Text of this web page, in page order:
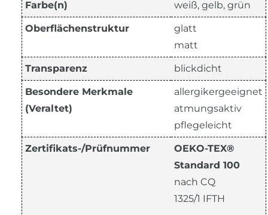
Farbe(n) weiß, gelb, grün
Oberflächenstruktur
glatt
matt
Transparenz blickdicht
Besondere Merkmale
(Veraltet)
allergikergeeignet
atmungsaktiv
pflegeleicht
Zertifikats-/Prüfnummer
OEKO-TEX®
Standard 100
nach CQ
1325/1 IFTH